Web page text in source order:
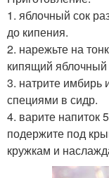
1. яблочный сок
до кипения.
2. нарежьте на
кипящий яблочный
3. натрите имбирь
специями в сидр.
4. варите напиток
подержите под
кружкам и